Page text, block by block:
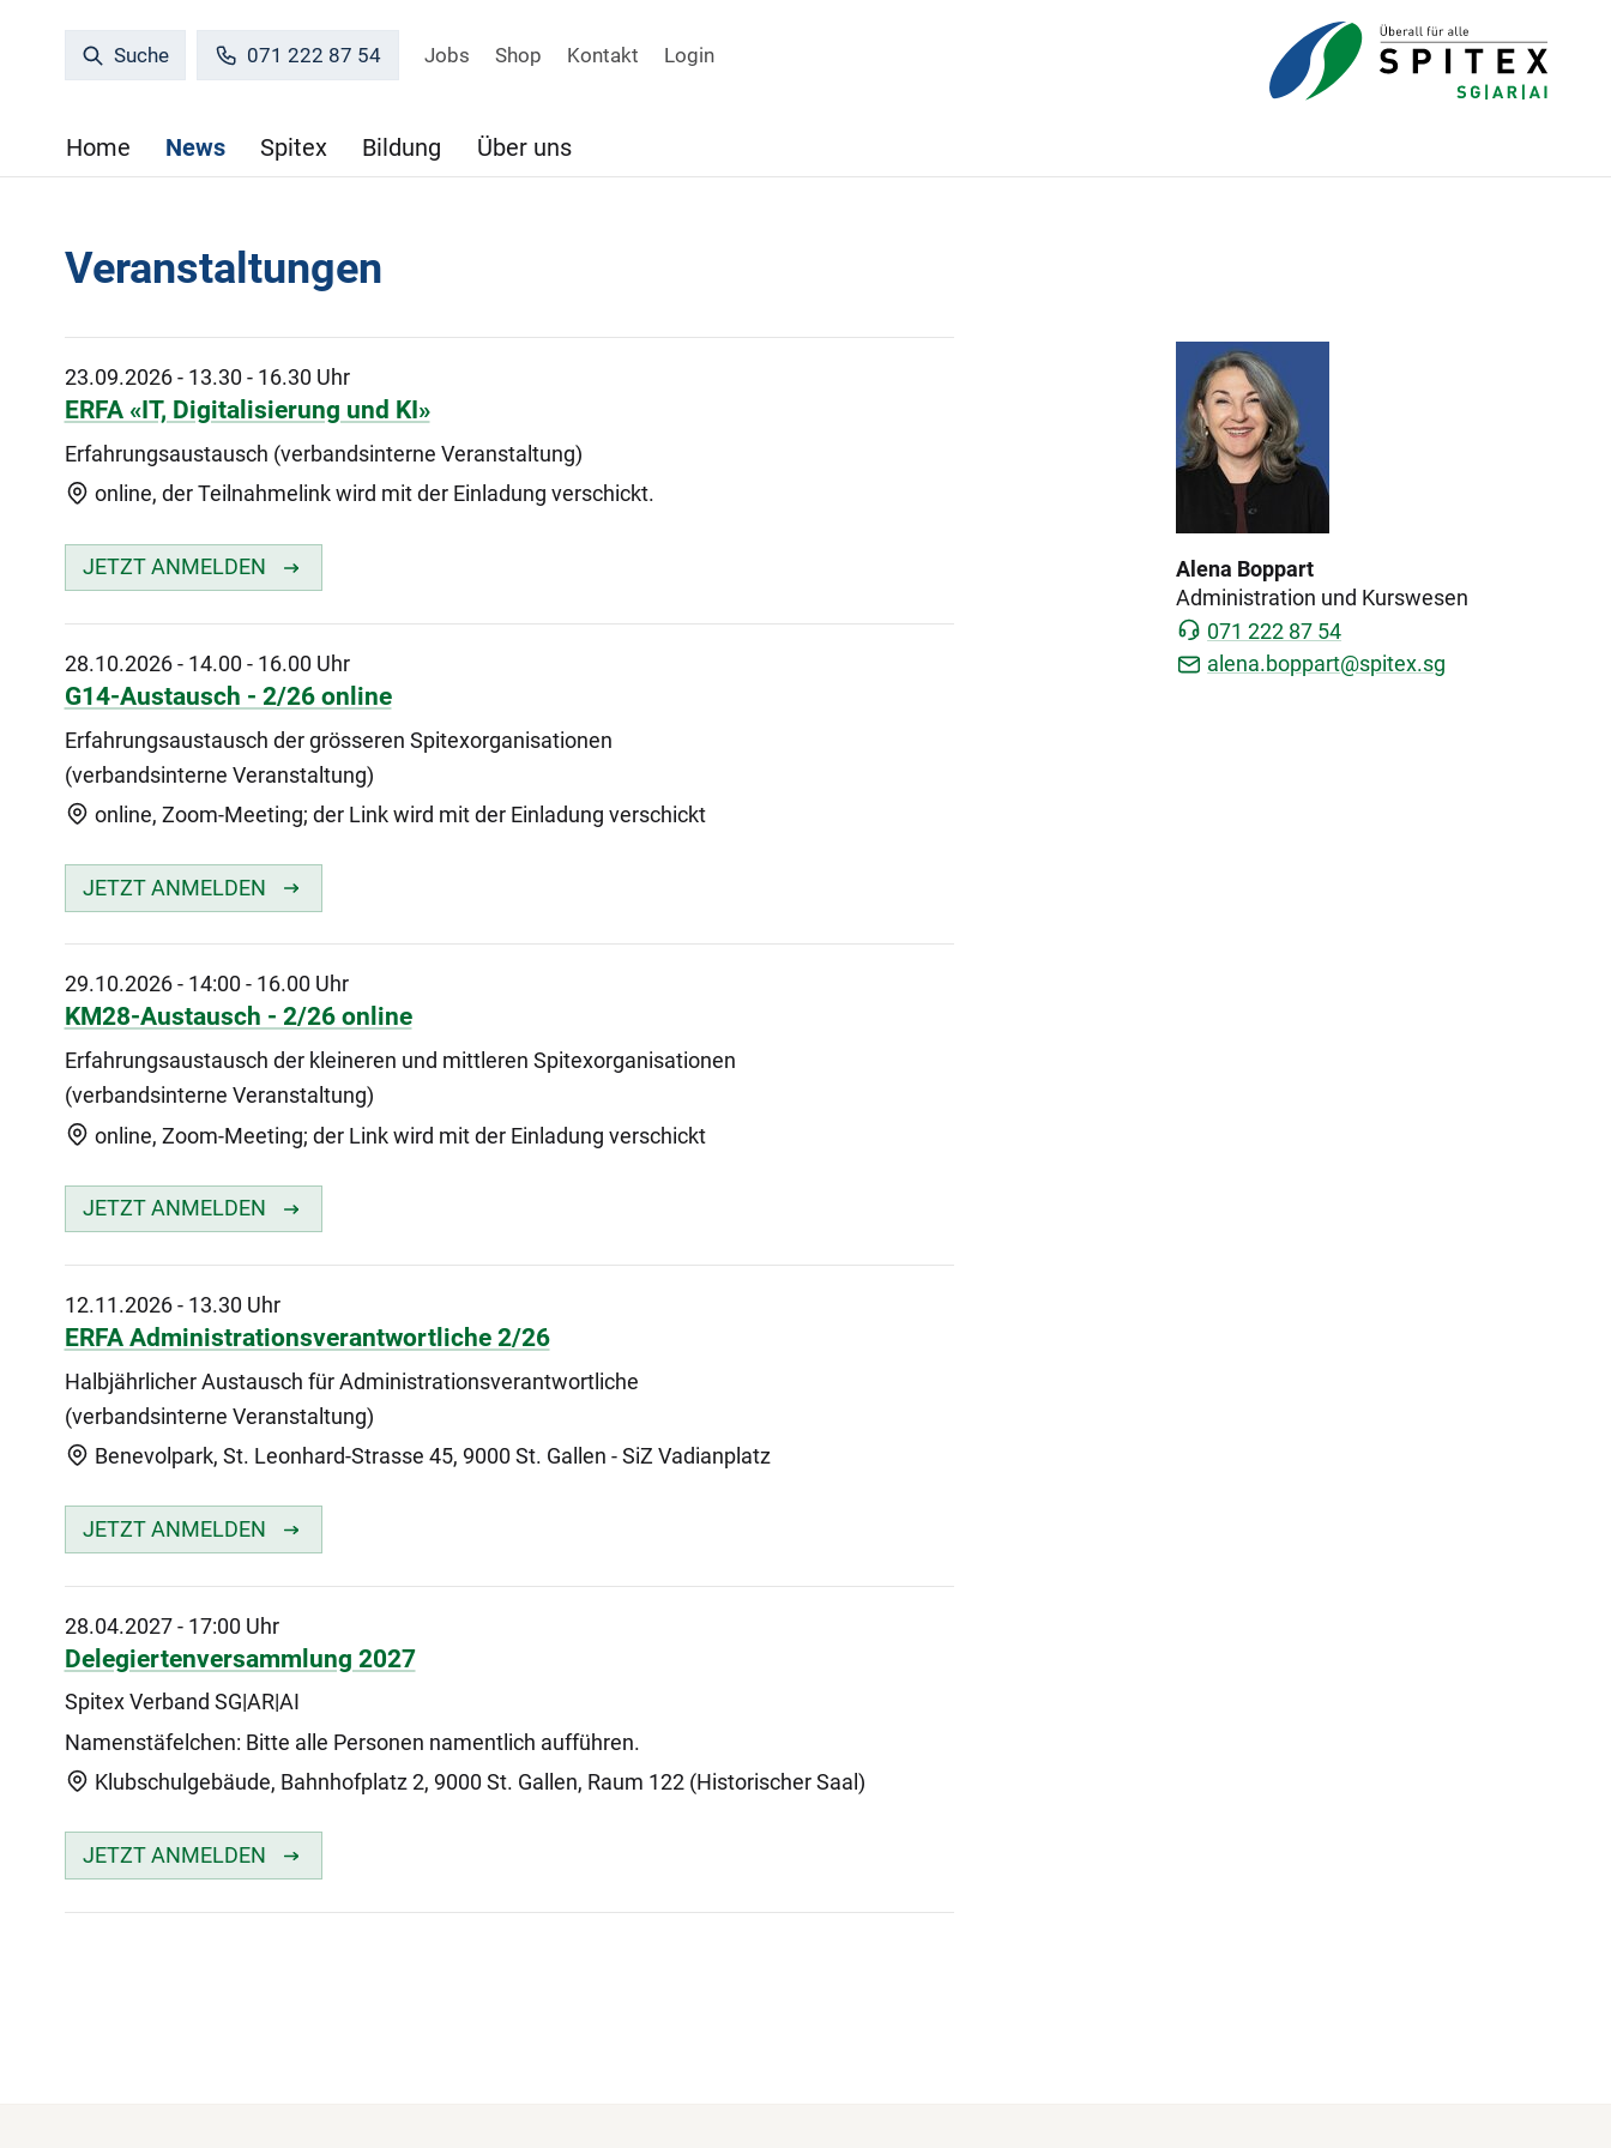
071 222 87 54
Suche Jobs Shop Kontakt Login
Home News Spitex Bildung Über uns
Veranstaltungen
23.09.2026- 13.30 - 16.30 Uhr
ERFA «IT, Digitalisierung und KI»
Erfahrungsaustausch (verbandsinterne Veranstaltung)
online, der Teilnahmelink wird mit der Einladung verschickt.
JETZT ANMELDEN
28.10.2026- 14.00 - 16.00 Uhr
G14-Austausch - 2/26 online
Erfahrungsaustausch der grösseren Spitexorganisationen
(verbandsinterne Veranstaltung)
online, Zoom-Meeting; der Link wird mit der Einladung verschickt
JETZT ANMELDEN
29.10.2026- 14:00 - 16.00 Uhr
KM28-Austausch - 2/26 online
Erfahrungsaustausch der kleineren und mittleren Spitexorganisationen
(verbandsinterne Veranstaltung)
online, Zoom-Meeting; der Link wird mit der Einladung verschickt
JETZT ANMELDEN
12.11.2026- 13.30 Uhr
ERFA Administrationsverantwortliche 2/26
Halbjährlicher Austausch für Administrationsverantwortliche
(verbandsinterne Veranstaltung)
Benevolpark, St. Leonhard-Strasse 45, 9000 St. Gallen - SiZ Vadianplatz
JETZT ANMELDEN
28.04.2027- 17:00 Uhr
Delegiertenversammlung 2027
Spitex Verband SG|AR|AI
Namenstäfelchen: Bitte alle Personen namentlich aufführen.
Klubschulgebäude, Bahnhofplatz 2, 9000 St. Gallen, Raum 122 (Historischer Saal)
JETZT ANMELDEN
Alena Boppart
Administration und Kurswesen
071 222 87 54
alena.boppart@spitex.sg